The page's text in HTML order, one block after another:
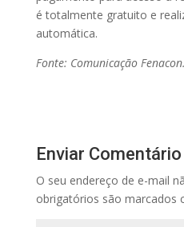
é totalmente gratuito e
automática.
Fonte: Comunicação Fenacon.
Enviar Comentário
O seu endereço de e-mail
obrigatórios são marcados